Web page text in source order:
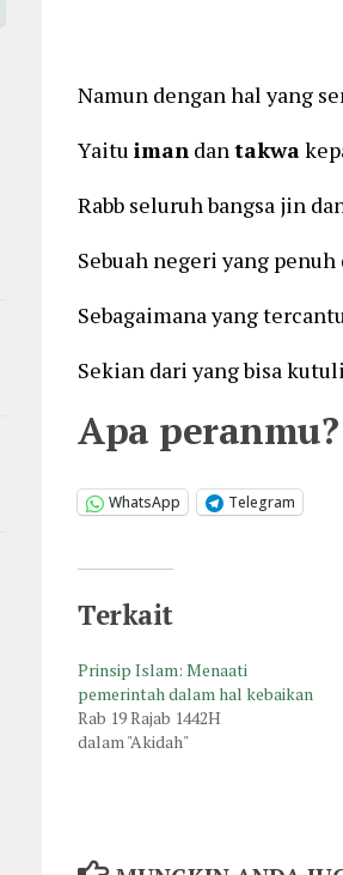
Namun dengan hal yang
Yaitu iman dantakwa
Rabb seluruh bangsa jin
Sebuah negeri yang
Sebagaimana yang
Sekian dari yang bisa
Apa
WhatsApp Telegram
Terkait
Prinsip Islam: Menaati
pemerintah dalam hal kebaikan
Rab 19 Rajab 1442H
dalam "Akidah"